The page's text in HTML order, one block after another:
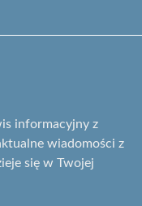
informacyjny z
wiadomości z
się w Twojej